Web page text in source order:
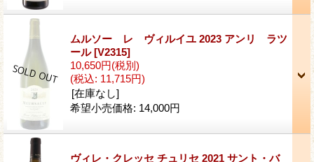
ムルソー レ ヴィルイユ 2023 アンリ ラツ
ール[V2315]
10,650円(税別)
(税込: 11,715円)
[在庫なし]
希望小売価格: 14,000円
ヴィレ・クレッセ チュリセ 2021 サント・バ